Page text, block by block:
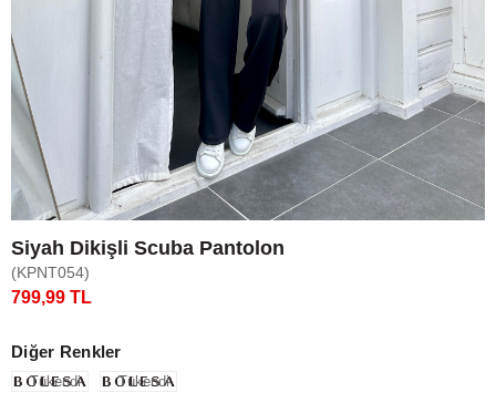
Siyah Dikişli Scuba Pantolon
(KPNT054)
799,99 TL
Diğer Renkler
Tükendi Tükendi